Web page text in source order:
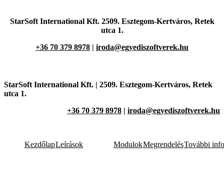
StarSoft International Kft. 2509. Esztegom-Kertváros, Retek
utca 1.
+36 70 379 8978 | iroda@egyediszoftverek.hu
StarSoft International Kft. | 2509. Esztegom-Kertváros, Retek
utca 1.
+36 70 379 8978 | iroda@egyediszoftverek.hu
KezdőlapLeírások ModulokMegrendelésTovábbi